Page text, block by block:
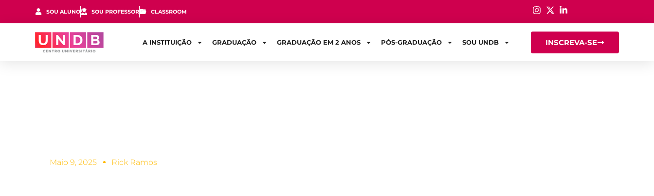
SOU ALUNO SOU PROFESSOR CLASSROOM
A INSTITUIÇÃO GRADUAÇÃO GRADUAÇÃO EM 2 ANOS PÓS-GRADUAÇÃO SOU UNDB INSCREVA-SE
Maio 9, 2025 Rick Ramos